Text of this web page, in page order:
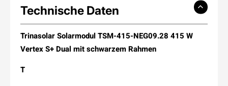
Technische Daten
Trinasolar Solarmodul TSM-415-NEG09.28 415 W
Vertex S+ Dual mit schwarzem Rahmen
T